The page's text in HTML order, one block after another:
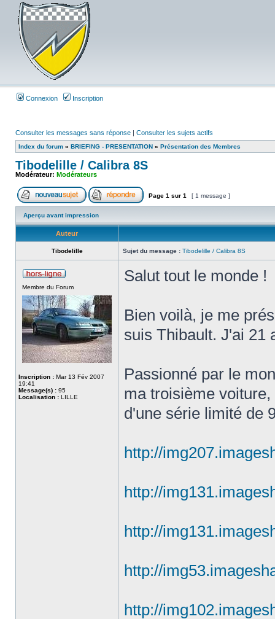
Connexion Inscription
Consulter les messages sans réponse | Consulter les sujets actifs
Index du forum » BRIEFING - PRESENTATION » Présentation des Membres
Tibodelille / Calibra 8S
Modérateur: Modérateurs
Page 1 sur 1 [ 1 message ]
Aperçu avant impression
Auteur
Tibodelille Sujet du message : Tibodelille / Calibra 8S
Membre du Forum
Inscription : Mar 13 Fév 2007
19:41
Message(s) : 95
Localisation : LILLE
Salut tout le monde !
Bien voilà, je me
suis Thibault. J'ai 21
Passionné par le
ma troisième
d'une série limité de
http://
http://
http://
http://
http://